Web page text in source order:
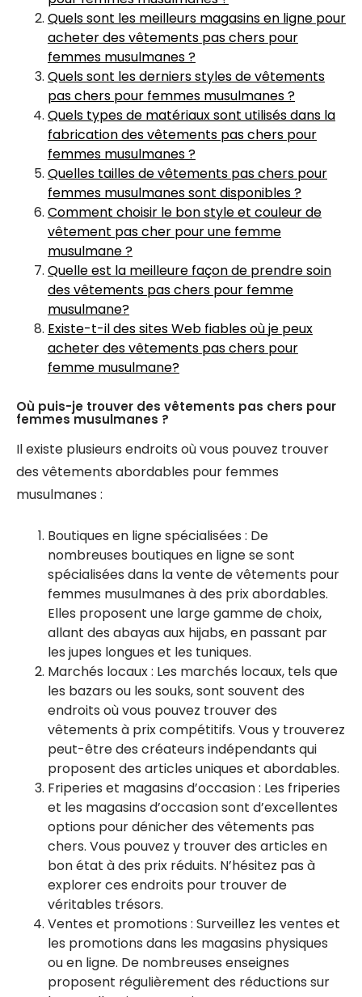
Quels sont les meilleurs magasins en ligne pour
acheter des vêtements pas chers pour
femmes musulmanes ?
Quels sont les derniers styles de vêtements
pas chers pour femmes musulmanes ?
Quels types de matériaux sont utilisés dans la
fabrication des vêtements pas chers pour
femmes musulmanes ?
Quelles tailles de vêtements pas chers pour
femmes musulmanes sont disponibles ?
Comment choisir le bon style et couleur de
vêtement pas cher pour une femme
musulmane ?
Quelle est la meilleure façon de prendre soin
des vêtements pas chers pour femme
musulmane?
Existe-t-il des sites Web fiables où je peux
acheter des vêtements pas chers pour
femme musulmane?
Où puis-je trouver des vêtements pas chers pour
femmes musulmanes ?
Il existe plusieurs endroits où vous pouvez trouver
des vêtements abordables pour femmes
musulmanes :
Boutiques en ligne spécialisées : De
nombreuses boutiques en ligne se sont
spécialisées dans la vente de vêtements pour
femmes musulmanes à des prix abordables.
Elles proposent une large gamme de choix,
allant des abayas aux hijabs, en passant par
les jupes longues et les tuniques.
Marchés locaux : Les marchés locaux, tels que
les bazars ou les souks, sont souvent des
endroits où vous pouvez trouver des
vêtements à prix compétitifs. Vous y trouverez
peut-être des créateurs indépendants qui
proposent des articles uniques et abordables.
Friperies et magasins d’occasion : Les friperies
et les magasins d’occasion sont d’excellentes
options pour dénicher des vêtements pas
chers. Vous pouvez y trouver des articles en
bon état à des prix réduits. N’hésitez pas à
explorer ces endroits pour trouver de
véritables trésors.
Ventes et promotions : Surveillez les ventes et
les promotions dans les magasins physiques
ou en ligne. De nombreuses enseignes
proposent régulièrement des réductions sur